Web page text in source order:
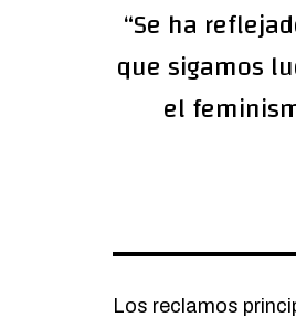
“Se ha
que sigamos
el
Los reclamos